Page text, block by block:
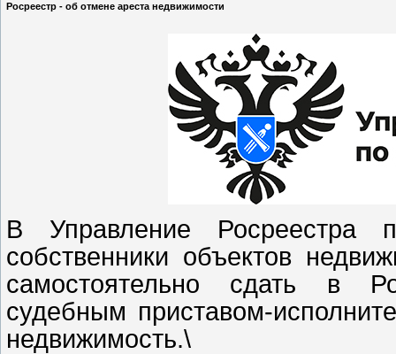
Росреестр - об отмене ареста недвижимости
В Управление Росреестра
собственники объектов
самостоятельно сдать в
судебным приставом-
недвижимость.\